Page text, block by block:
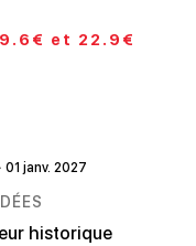
et 22.9€
01 janv. 2027
historique